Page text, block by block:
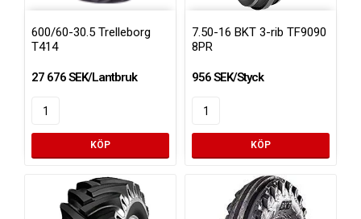
Lägg till i favoritlistan
600/60-30.5 Trelleborg
T414
27 676 SEK/Lantbruk
KÖP
7.50-16 BKT 3-rib TF9090
8PR
956 SEK/Styck
KÖP